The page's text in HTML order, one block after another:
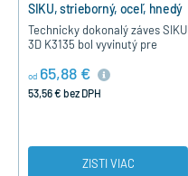
SIKU, strieborný, oceľ, hnedý
, zlatý dub
Technicky dokonalý záves SIKU
3D K3135 bol vyvinutý pre
dvere s výškou naliehavky 18-
22 mm. Záves je nastaviteľný…
od 65,88 €
53,56 € bez DPH
ZISTI VIAC